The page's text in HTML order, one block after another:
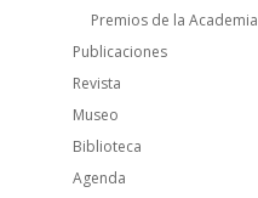
Premios de la Academia
Publicaciones
Revista
Museo
Biblioteca
Agenda